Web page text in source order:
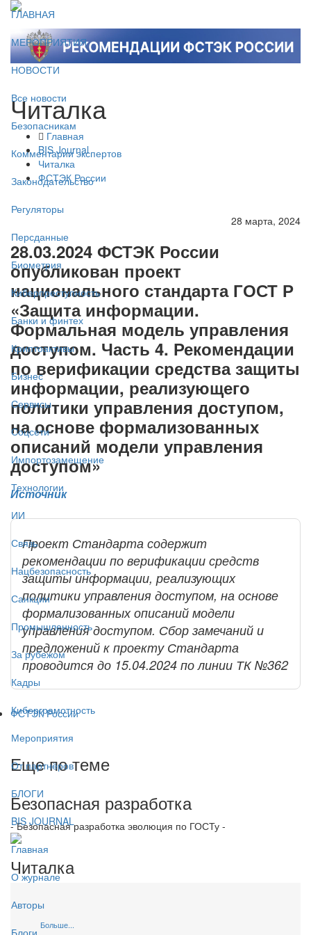
ГЛАВНАЯ
МЕРОПРИЯТИЯ
НОВОСТИ
Все новости
Безопасникам
Комментарии экспертов
Законодательство
Регуляторы
Персданные
Биометрия
Киберпреступность
Банки и финтех
Криптоактивы
Бизнес
Сервисы
Соцсети
Импортозамещение
Технологии
ИИ
Связь
Нацбезопасность
Санкции
Промышленность
За рубежом
Кадры
Киберграмотность
Мероприятия
От партнёров
БЛОГИ
BIS JOURNAL
Главная
О журнале
Авторы
Блоги
Читалка
Главная
BIS Journal
Читалка
ФСТЭК России
28 марта, 2024
28.03.2024 ФСТЭК России
опубликован проект
национального стандарта ГОСТ Р
«Защита информации.
Формальная модель управления
доступом. Часть 4. Рекомендации
по верификации средства защиты
информации, реализующего
политики управления доступом,
на основе формализованных
описаний модели управления
доступом»
Источник
Проект Стандарта содержит
рекомендации по верификации средств
защиты информации, реализующих
политики управления доступом, на основе
формализованных описаний модели
управления доступом. Сбор замечаний и
предложений к проекту Стандарта
проводится до 15.04.2024 по линии ТК №362
ФСТЭК России
Еще по теме
Безопасная разработка
- Безопасная разработка эволюция по ГОСТу -
Читалка
Больше...